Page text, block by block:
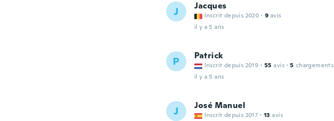
J Jacques
Inscrit depuis 2020 · 9 avis
il y a 5 ans
P Patrick
Inscrit depuis 2019 · 55 avis · 5 chargements
il y a 5 ans
J José Manuel
Inscrit depuis 2017 · 13 avis